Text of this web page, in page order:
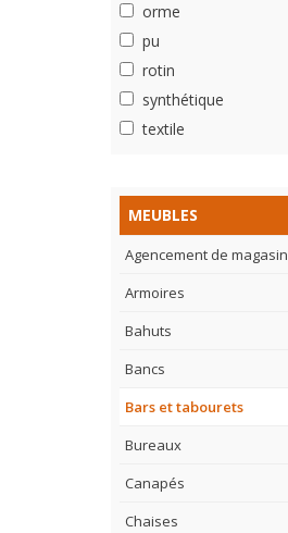
orme
pu
rotin
synthétique
textile
MEUBLES
Agencement de magasin
Armoires
Bahuts
Bancs
Bars et tabourets
Bureaux
Canapés
Chaises